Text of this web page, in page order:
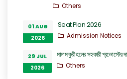
Others
01 AUG
2026
Seat Plan 2026
Admission Notices
29 JUL
2026
মাদাম কুরী হলের সহকারী
Others